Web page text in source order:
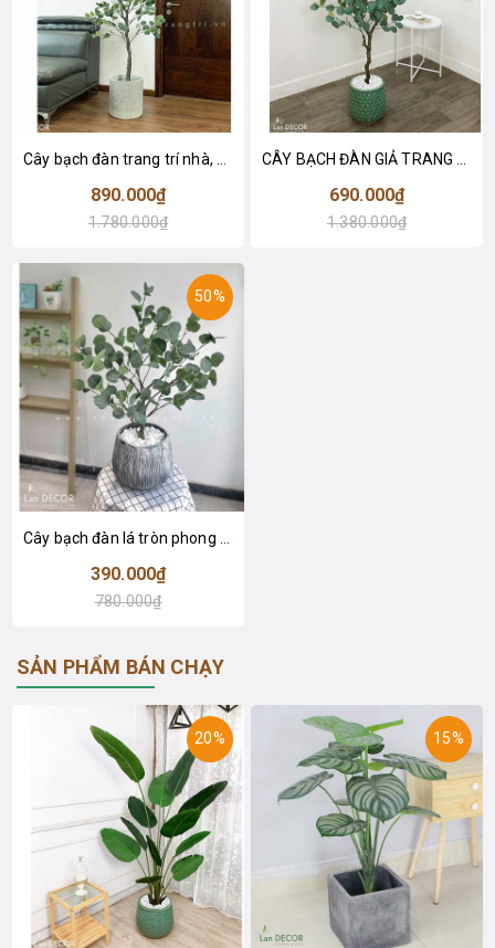
890.000₫
1.780.000₫
690.000₫
1.380.000₫
50%
390.000₫
780.000₫
SẢN PHẨM BÁN CHẠY
20% 15%